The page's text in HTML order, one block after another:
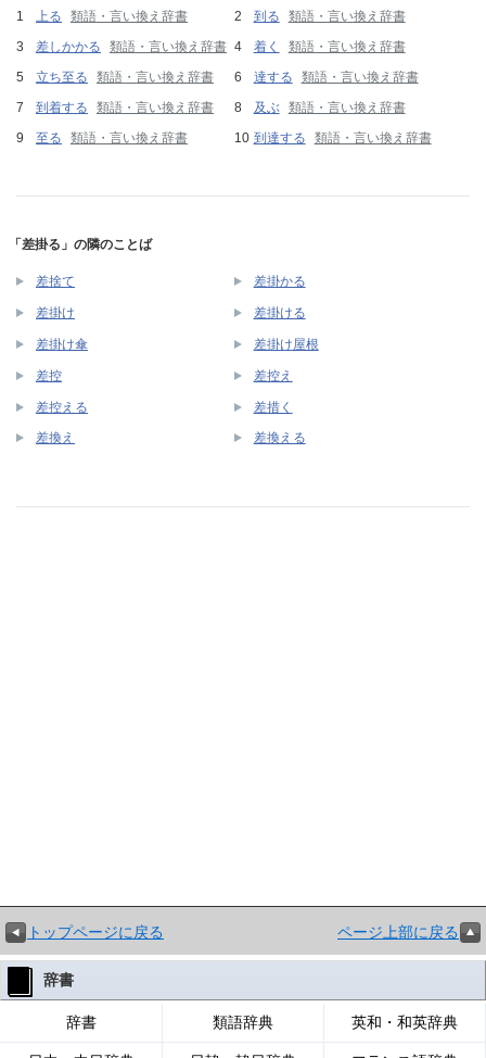
上る 類語・言い換え辞書 到る
類語・言い換え辞書
差しかかる
類語・言い換え辞書 着く
類語・言い換え辞書
立ち至る
類語・言い換え辞書 達する
類語・言い換え辞書
到着する
類語・言い換え辞書 及ぶ 類語・言い換え辞書
至る
類語・言い換え辞書 到達する 類語・言い換え辞書
「差掛る」の隣のことば
差捨て 差掛かる
差掛け 差掛ける
差掛け傘 差掛け屋根
差控 差控え
差控える 差措く
差換え 差換える
トップページに戻る ページ上部に戻る
辞書
辞書 類語辞典 英和・和英辞典